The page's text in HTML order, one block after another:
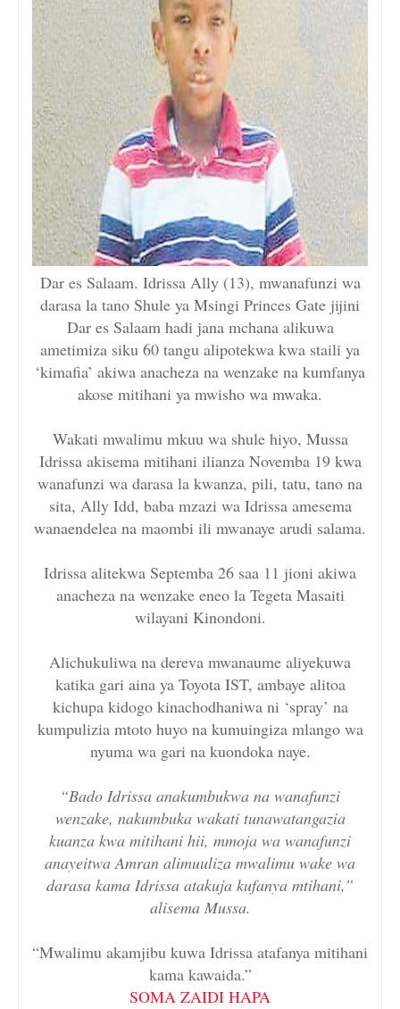
Dar es Salaam. Idrissa Ally (13), mwanafunzi wa
darasa la tano Shule ya Msingi Princes Gate jijini
Dar es Salaam hadi jana mchana alikuwa
ametimiza siku 60 tangu alipotekwa kwa staili ya
‘kimafia’ akiwa anacheza na wenzake na kumfanya
akose mitihani ya mwisho wa mwaka.
Wakati mwalimu mkuu wa shule hiyo, Mussa
Idrissa akisema mitihani ilianza Novemba 19 kwa
wanafunzi wa darasa la kwanza, pili, tatu, tano na
sita, Ally Idd, baba mzazi wa Idrissa amesema
wanaendelea na maombi ili mwanaye arudi salama.
Idrissa alitekwa Septemba 26 saa 11 jioni akiwa
anacheza na wenzake eneo la Tegeta Masaiti
wilayani Kinondoni.
Alichukuliwa na dereva mwanaume aliyekuwa
katika gari aina ya Toyota IST, ambaye alitoa
kichupa kidogo kinachodhaniwa ni ‘spray’ na
kumpulizia mtoto huyo na kumuingiza mlango wa
nyuma wa gari na kuondoka naye.
“Bado Idrissa anakumbukwa na wanafunzi
wenzake, nakumbuka wakati tunawatangazia
kuanza kwa mitihani hii, mmoja wa wanafunzi
anayeitwa Amran alimuuliza mwalimu wake wa
darasa kama Idrissa atakuja kufanya mtihani,”
alisema Mussa.
“Mwalimu akamjibu kuwa Idrissa atafanya mitihani
kama kawaida.”
SOMA ZAIDI HAPA